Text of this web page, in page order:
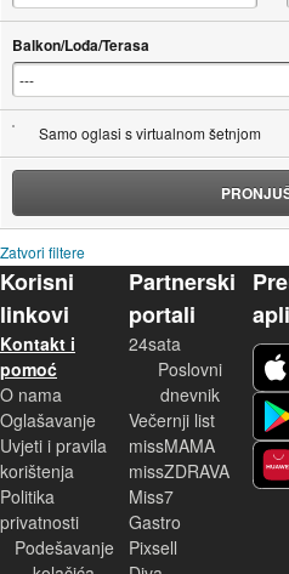
Balkon/Lođa/Terasa
Samo oglasi s virtualnom šetnjom
Zatvori filtere
Korisni
linkovi
Kontakt i
pomoć
O nama
Oglašavanje
Uvjeti i pravila
korištenja
Politika
privatnosti
Podešavanje
Partnerski
portali
24sata
Poslovni
dnevnik
Večernji list
missMAMA
missZDRAVA
Miss7
Gastro
Pixsell